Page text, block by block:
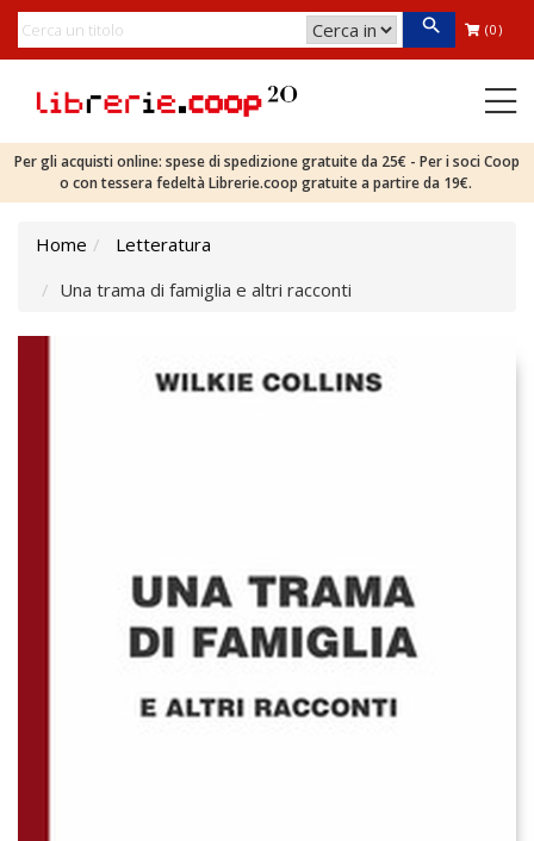
(0)
Per gli acquisti online: spese di spedizione gratuite da 25€ - Per i soci Coop
o con tessera fedeltà Librerie.coop gratuite a partire da 19€.
Home
Letteratura
Una trama di famiglia e altri racconti